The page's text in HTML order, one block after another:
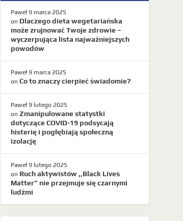
Paweł 9 marca 2025
on Dlaczego dieta wegetariańska
może zrujnować Twoje zdrowie –
wyczerpująca lista najważniejszych
powodów
Paweł 9 marca 2025
onCo to znaczy cierpieć świadomie?
Paweł 9 lutego 2025
onZmanipulowane statystki
dotyczące COVID-19 podsycają
histerię i pogłębiają społeczną
izolację
Paweł 9 lutego 2025
on Ruch aktywistów ,,Black Lives
Matter” nie przejmuje się czarnymi
ludźmi